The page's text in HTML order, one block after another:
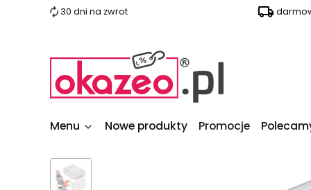
30 dni na zwrot
Menu Nowe produkty Promocje